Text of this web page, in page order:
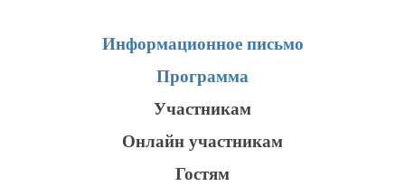
Информационное письмо
Программа
Участникам
Онлайн участникам
Гостям